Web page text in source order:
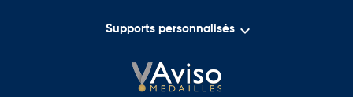
Supports personnalisés 